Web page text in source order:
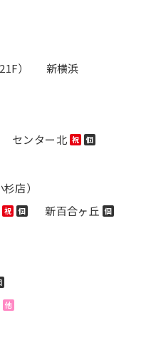
）
新横浜
センター北 祝 個
店）
祝 個 新百合ヶ丘 個
他